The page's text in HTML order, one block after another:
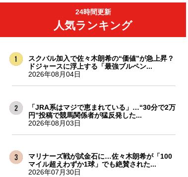
24時間更新
人気ランキング
スクバル加入で佐々木朗希の“価値”が急上昇？
ドジャースに浮上する「最強ブルペン...
2026年08月04日
「JRA系はマジで恵まれている」…“30分で2万
円”投稿で競馬関係者が猛反発した...
2026年08月03日
マリナーズ戦が試金石に…佐々木朗希が「100
マイル超えわずか1球」でも絶賛された...
2026年07月30日